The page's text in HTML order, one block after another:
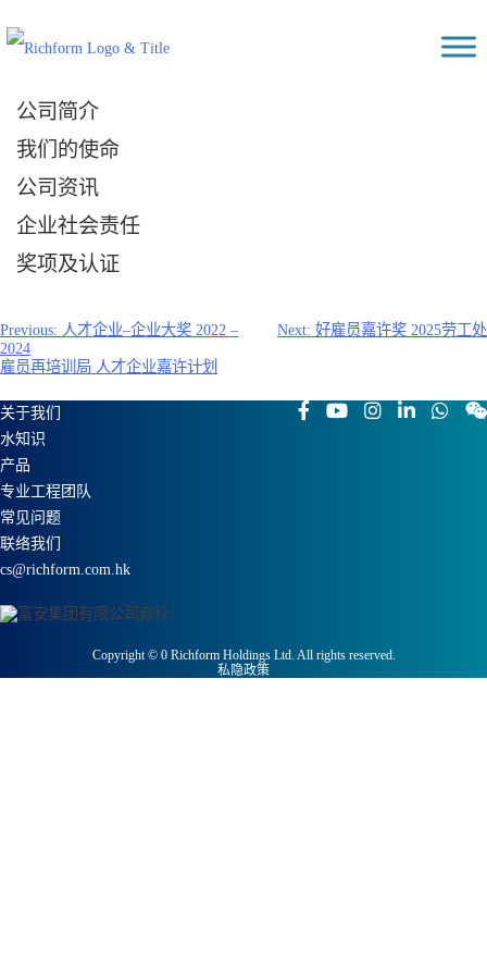
to
content
公司简介
我们的使命
公司资讯
企业社会责任
奖项及认证
文
章
航
Previous: 人才企业–企业大奖 2022 –
2024
雇员再培训局 人才企业嘉许计划
Next: 好雇员嘉许奖 2025劳工处
关于我们
水知识
产品
专业工程团队
常见问题
联络我们
cs@richform.com.hk
Copyright © 0Richform Holdings Ltd. All rights reserved.
私隐政策